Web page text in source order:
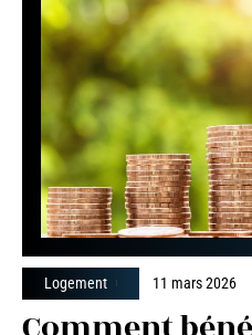
Logement 11 mars 2026